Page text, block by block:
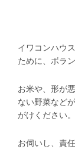
イワコンハウ
ために、ボラ
お米や、形が
ない野菜など
がけください。
お伺いし、責